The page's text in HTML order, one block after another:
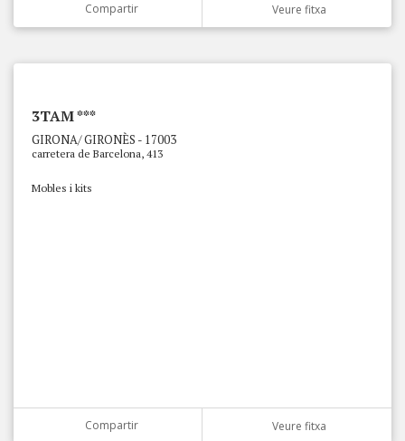
Compartir Veure fitxa
3TAM ***
GIRONA/ GIRONÈS - 17003
carretera de Barcelona, 413
Mobles i kits
Compartir Veure fitxa